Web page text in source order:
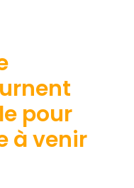
pour
à venir